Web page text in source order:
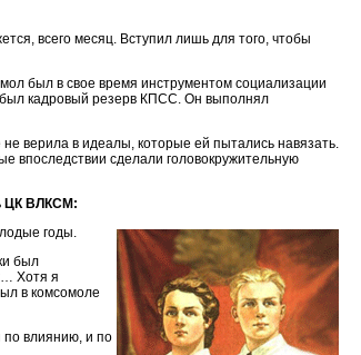
всего месяц. Вступил лишь для того, чтобы
был в свое время инструментом социализации
был кадровый резерв КПСС. Он выполнял
верила в идеалы, которые ей пытались навязать.
впоследствии сделали головокружительную
ЦК ВЛКСМ:
годы.
был
Хотя я
в комсомоле
по влиянию, и по